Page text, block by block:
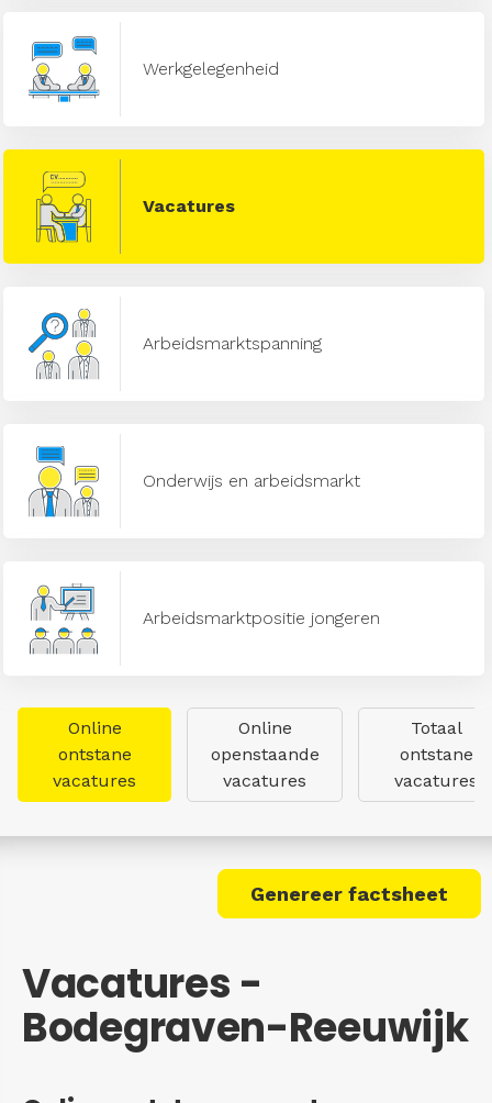
Werkgelegenheid
Vacatures
Arbeidsmarktspanning
Onderwijs en arbeidsmarkt
Arbeidsmarktpositie jongeren
Online
ontstane
vacatures
Online
openstaande
vacatures
Totaal
ontstane
vacatures
Genereer factsheet
Vacatures -
Bodegraven-Reeuwijk